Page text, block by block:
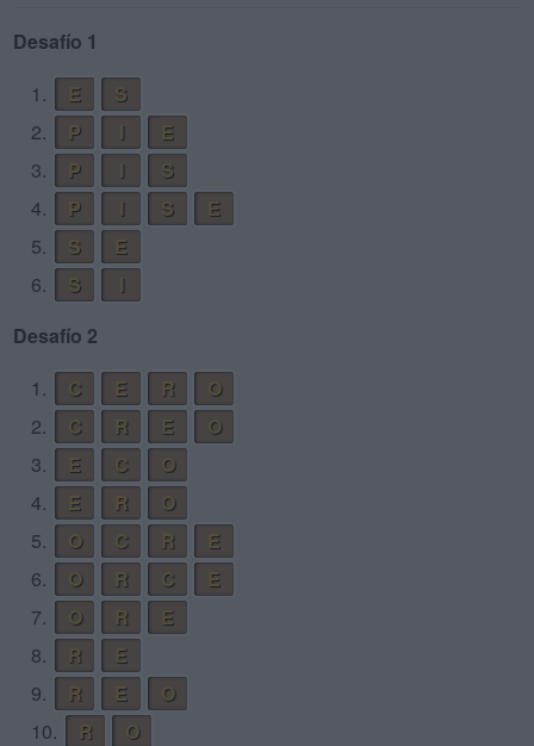
Desafío 1
1.
E
S
2.
P
E
3.
P
S
4.
P S
E
5.
S
E
6.
S
Desafío 2
1.
C E R
O
2.
C R E
O
3.
E C
O
4.
E R
O
5.
O C R
E
6.
O R C
E
7.
O R
E
8.
R
E
9.
R E
O
10.
R
O